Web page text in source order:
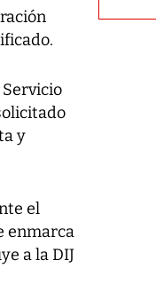
y
el
enmarca
a la DIJ